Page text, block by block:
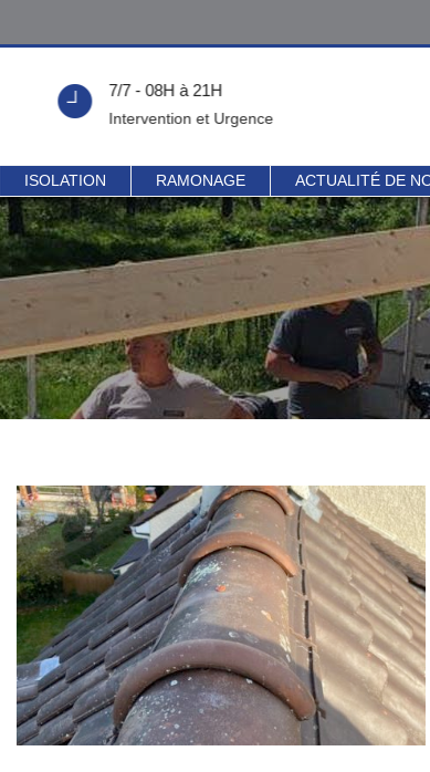
7/7 - 08H à 21H
Intervention et Urgence
ISOLATION RAMONAGE ACTUALITÉ DE